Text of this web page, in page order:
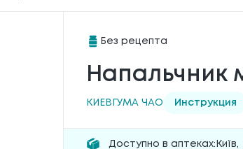
Без рецепта
Напальчник
КИЕВГУМА ЧАО Инструкция
Доступно в аптеках: Київ,